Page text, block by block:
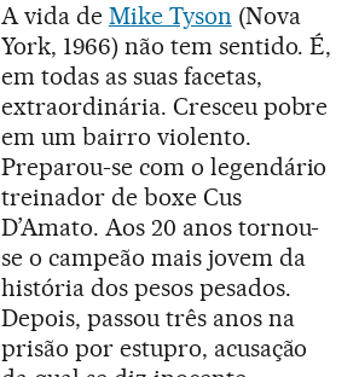
A vida de Mike Tyson (Nova
York, 1966) não tem sentido. É,
em todas as suas facetas,
extraordinária. Cresceu pobre
em um bairro violento.
Preparou-se com o legendário
treinador de boxe Cus
D’Amato. Aos 20 anos tornou-
se o campeão mais jovem da
história dos pesos pesados.
Depois, passou três anos na
prisão por estupro, acusação